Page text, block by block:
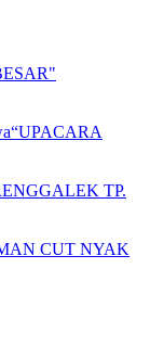
TP.
CUT NYAK